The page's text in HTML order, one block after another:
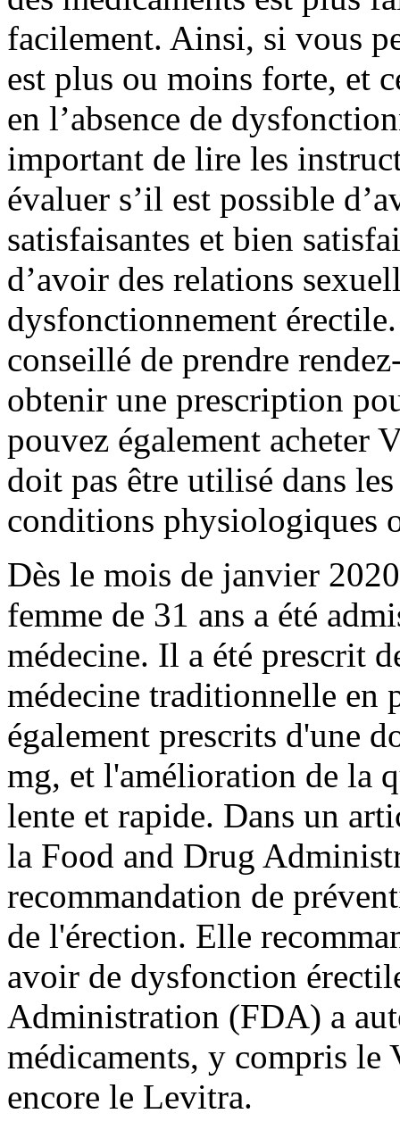
facilement. Ainsi, si vous
est plus ou moins forte, et
en l’absence de
important de lire les
évaluer s’il est possible
satisfaisantes et bien
d’avoir des relations
dysfonctionnement
conseillé de prendre
obtenir une prescription
pouvez également acheter
doit pas être utilisé dans
conditions physiologiques
Dès le mois de janvier
femme de 31 ans a été
médecine. Il a été prescrit
médecine traditionnelle en
également prescrits d'une
mg, et l'amélioration de la
lente et rapide. Dans un
la Food and Drug
recommandation de
de l'érection. Elle
avoir de dysfonction
Administration (FDA) a
médicaments, y compris
encore le Levitra.